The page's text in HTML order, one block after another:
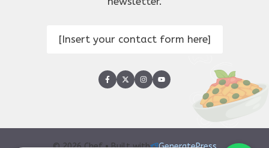
[Insert your contact form here]